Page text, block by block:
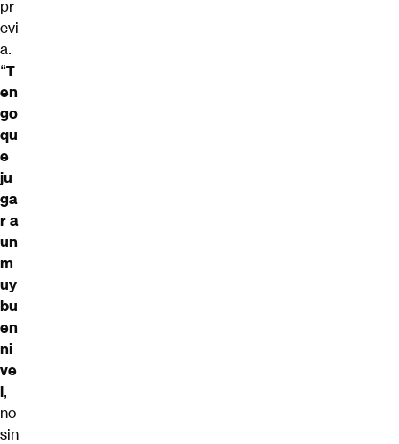
pr
evi
a.
“T
en
go
qu
e
ju
ga
r a
un
m
uy
bu
en
ni
ve
l,
no
sin